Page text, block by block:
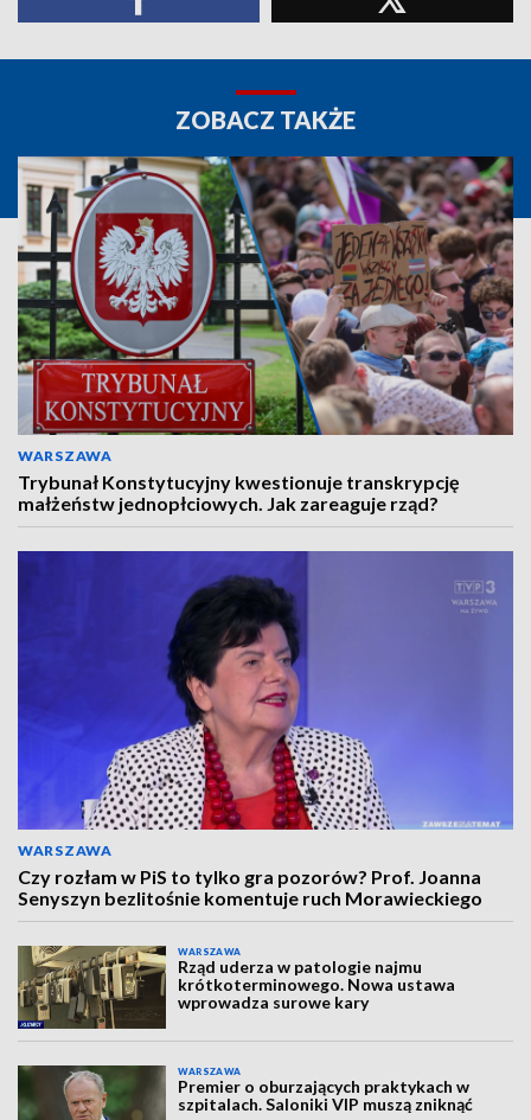
ZOBACZ TAKŻE
WARSZAWA
Trybunał Konstytucyjny kwestionuje transkrypcję
małżeństw jednopłciowych. Jak zareaguje rząd?
WARSZAWA
Czy rozłam w PiS to tylko gra pozorów? Prof. Joanna
Senyszyn bezlitośnie komentuje ruch Morawieckiego
WARSZAWA
Rząd uderza w patologie najmu
krótkoterminowego. Nowa ustawa
wprowadza surowe kary
WARSZAWA
Premier o oburzających praktykach w
szpitalach. Saloniki VIP muszą zniknąć